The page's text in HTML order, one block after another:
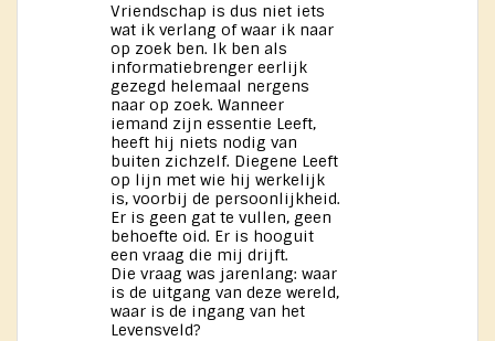
Vriendschap is dus niet iets
wat ik verlang of waar ik naar
op zoek ben. Ik ben als
informatiebrenger eerlijk
gezegd helemaal nergens
naar op zoek. Wanneer
iemand zijn essentie Leeft,
heeft hij niets nodig van
buiten zichzelf. Diegene Leeft
op lijn met wie hij werkelijk
is, voorbij de persoonlijkheid.
Er is geen gat te vullen, geen
behoefte oid. Er is hooguit
een vraag die mij drijft.
Die vraag was jarenlang: waar
is de uitgang van deze wereld,
waar is de ingang van het
Levensveld?